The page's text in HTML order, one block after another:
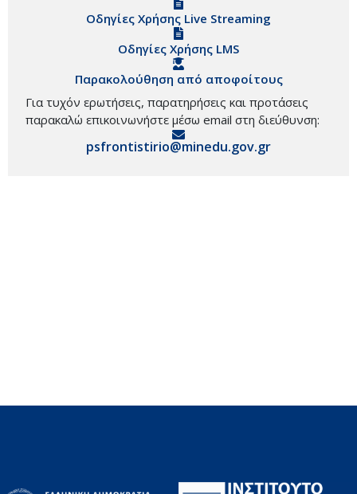
Οδηγίες Χρήσης Live Streaming
Οδηγίες Χρήσης LMS
Παρακολούθηση από αποφοίτους
Για τυχόν ερωτήσεις, παρατηρήσεις και προτάσεις
παρακαλώ επικοινωνήστε μέσω email στη διεύθυνση:
psfrontistirio@minedu.gov.gr